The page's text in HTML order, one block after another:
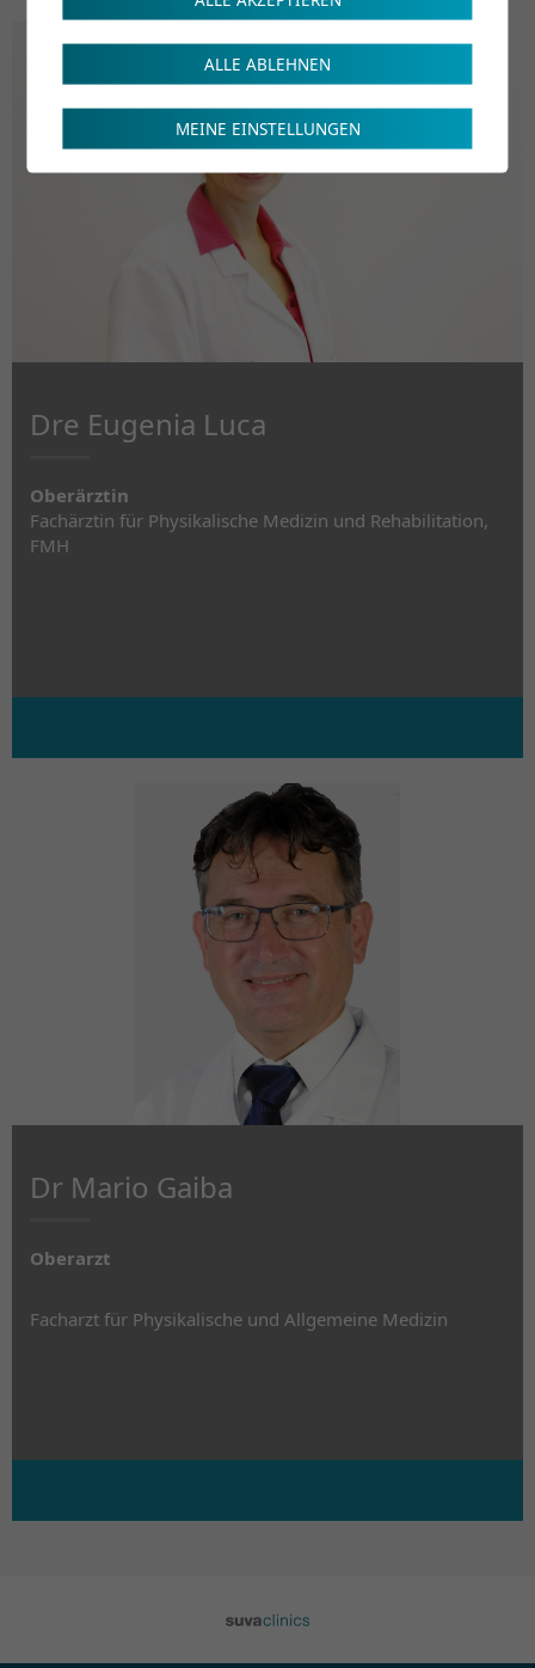
Dre Eugenia Luca
Oberärztin
Fachärztin für Physikalische Medizin und Rehabilitation,
FMH
Dr Mario Gaiba
Oberarzt
Facharzt für Physikalische und Allgemeine Medizin
ALLE ABLEHNEN
MEINE EINSTELLUNGEN